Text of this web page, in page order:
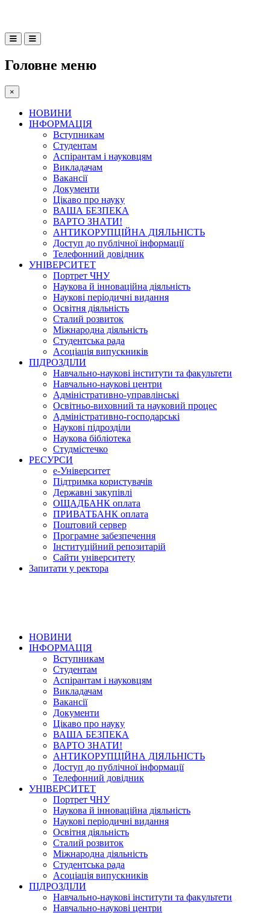
Головне меню
×
НОВИНИ
ІНФОРМАЦІЯ
Вступникам
Студентам
Аспірантам і науковцям
Викладачам
Вакансії
Документи
Цікаво про науку
ВАША БЕЗПЕКА
ВАРТО ЗНАТИ!
АНТИКОРУПЦІЙНА ДІЯЛЬНІСТЬ
Доступ до публічної інформації
Телефонний довідник
УНІВЕРСИТЕТ
Портрет ЧНУ
Наукова й інноваційна діяльність
Наукові періодичні видання
Освітня діяльність
Сталий розвиток
Міжнародна діяльність
Студентська рада
Асоціація випускників
ПІДРОЗДІЛИ
Навчально-наукові інститути та факультети
Навчально-наукові центри
Адміністративно-управлінські
Освітньо-виховний та науковий процес
Адміністративно-господарські
Наукові підрозділи
Наукова бібліотека
Студмістечко
РЕСУРСИ
е-Університет
Підтримка користувачів
Державні закупівлі
ОЩАДБАНК оплата
ПРИВАТБАНК оплата
Поштовий сервер
Програмне забезпечення
Інституційний репозитарій
Сайти університету
Запитати у ректора
НОВИНИ
ІНФОРМАЦІЯ
Вступникам
Студентам
Аспірантам і науковцям
Викладачам
Вакансії
Документи
Цікаво про науку
ВАША БЕЗПЕКА
ВАРТО ЗНАТИ!
АНТИКОРУПЦІЙНА ДІЯЛЬНІСТЬ
Доступ до публічної інформації
Телефонний довідник
УНІВЕРСИТЕТ
Портрет ЧНУ
Наукова й інноваційна діяльність
Наукові періодичні видання
Освітня діяльність
Сталий розвиток
Міжнародна діяльність
Студентська рада
Асоціація випускників
ПІДРОЗДІЛИ
Навчально-наукові інститути та факультети
Навчально-наукові центри